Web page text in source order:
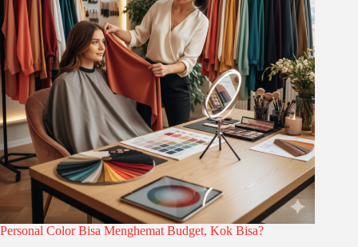
Personal Color Bisa Menghemat Budget, Kok Bisa?